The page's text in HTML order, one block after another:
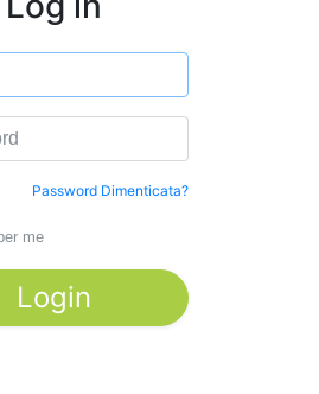
Password Dimenticata?
me
Login